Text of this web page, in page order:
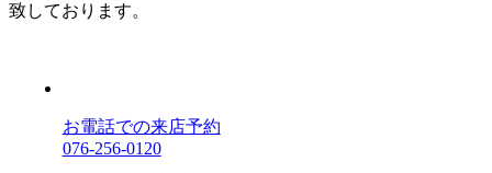
致しております。
お電話での来店予約
076-256-0120